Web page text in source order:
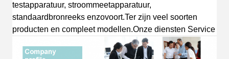
testapparatuur, stroommeetapparatuur,
standaardbronreeks enzovoort.Ter zijn veel soorten
producten en compleet modellen.Onze diensten Service